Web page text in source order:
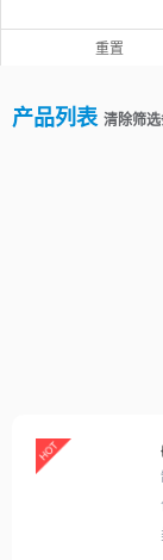
重置
产品列表 清除筛